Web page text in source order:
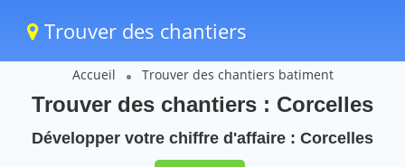
Trouver des chantiers
Accueil Trouver des chantiers batiment
Trouver des chantiers : Corcelles
Développer votre chiffre d'affaire : Corcelles